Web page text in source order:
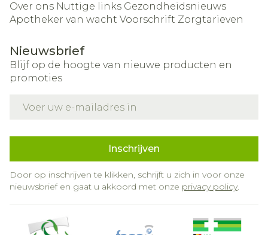
Over ons Nuttige links Gezondheidsnieuws
Apotheker van wacht Voorschrift Zorgtarieven
Nieuwsbrief
Blijf op de hoogte van nieuwe producten en
promoties
Inschrijven
Door op inschrijven te klikken, schrijft u zich in voor onze
nieuwsbrief en gaat u akkoord met onze privacy policy.